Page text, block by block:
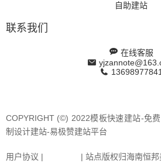
自助建站
联系我们
在线客服
13698977841
COPYRIGHT (©) 2022模板快速建站-免
制设计建站-易极赞建站平台
用户协议 | | 站点版权归海南恒